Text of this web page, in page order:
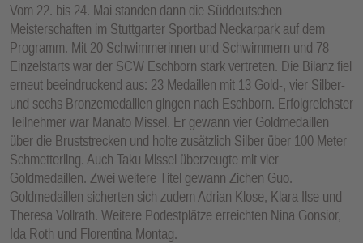
Vom 22. bis 24. Mai standen dann die Süddeutschen
Meisterschaften im Stuttgarter Sportbad Neckarpark auf dem
Programm. Mit 20 Schwimmerinnen und Schwimmern und 78
Einzelstarts war der SCW Eschborn stark vertreten. Die Bilanz fiel
erneut beeindruckend aus: 23 Medaillen mit 13 Gold-, vier Silber-
und sechs Bronzemedaillen gingen nach Eschborn. Erfolgreichster
Teilnehmer war Manato Missel. Er gewann vier Goldmedaillen
über die Bruststrecken und holte zusätzlich Silber über 100 Meter
Schmetterling. Auch Taku Missel überzeugte mit vier
Goldmedaillen. Zwei weitere Titel gewann Zichen Guo.
Goldmedaillen sicherten sich zudem Adrian Klose, Klara Ilse und
Theresa Vollrath. Weitere Podestplätze erreichten Nina Gonsior,
Ida Roth und Florentina Montag.